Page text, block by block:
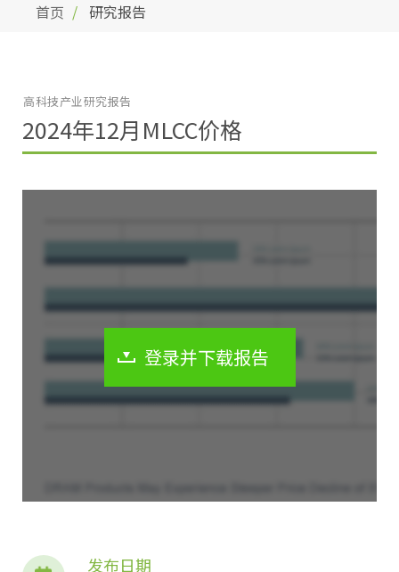
首页 研究报告
2024年12月MLCC价格
高科技产业研究报告
登录并下载报告
发布日期